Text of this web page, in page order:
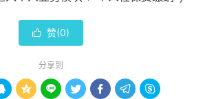
 赞(0)
分享到
     